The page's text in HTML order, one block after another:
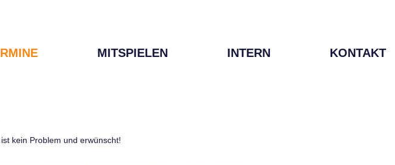
MITSPIELEN INTERN KONTAKT
kein Problem und erwünscht!